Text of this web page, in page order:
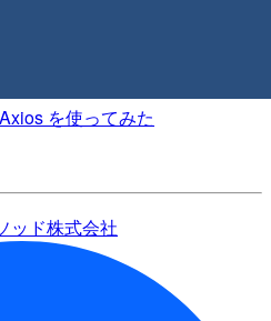
を使ってみた
ッド株式会社